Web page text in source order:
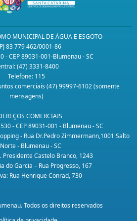
MUNICIPAL DE ÁGUA E ESGOTO
83 779 462/0001-86
- CEP 89031-001-Blumenau - SC
(47) 3331-8400
Telefone: 115
comerciais (47) 99997-6102 (somente
mensagens)
COMERCIAIS
- CEP 89031-001 - Blumenau - SC
- Rua Dr.Pedro Zimmermann,1001 Salto
- Blumenau - SC
Presidente Castelo Branco, 1243
do Garcia – Rua Progresso, 167
Rua Henrique Conrad, 730
Todos os direitos reservados